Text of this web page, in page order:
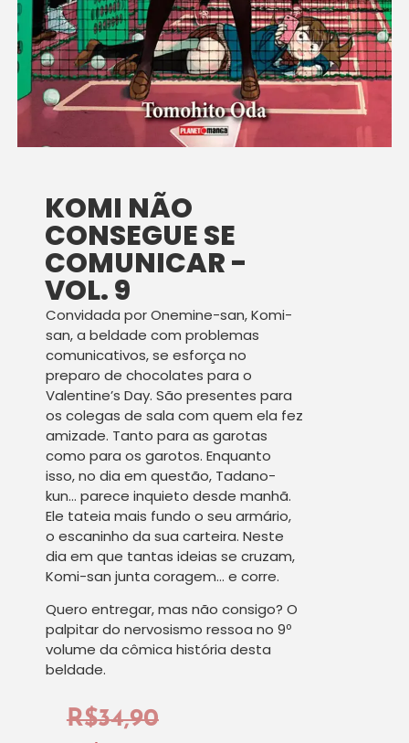
KOMI NÃO
CONSEGUE SE
COMUNICAR -
VOL. 9
Convidada por Onemine-san, Komi-
san, a beldade com problemas
comunicativos, se esforça no
preparo de chocolates para o
Valentine’s Day. São presentes para
os colegas de sala com quem ela fez
amizade. Tanto para as garotas
como para os garotos. Enquanto
isso, no dia em questão, Tadano-
kun… parece inquieto desde manhã.
Ele tateia mais fundo o seu armário,
o escaninho da sua carteira. Neste
dia em que tantas ideias se cruzam,
Komi-san junta coragem… e corre.
Quero entregar, mas não consigo? O
palpitar do nervosismo ressoa no 9º
volume da cômica história desta
beldade.
R$34,90